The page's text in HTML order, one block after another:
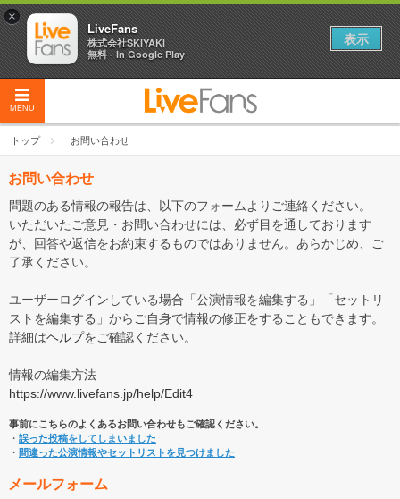
MENU
トップ お問い合わせ
お問い合わせ
問題のある情報の報告は、以下のフォームよりご連絡ください。
いただいたご意見・お問い合わせには、必ず目を通しております
が、回答や返信をお約束するものではありません。あらかじめ、ご
了承ください。
ユーザーログインしている場合「公演情報を編集する」「セットリ
ストを編集する」からご自身で情報の修正をすることもできます。
詳細はヘルプをご確認ください。
情報の編集方法
https://www.livefans.jp/help/Edit4
事前にこちらのよくあるお問い合わせもご確認ください。
・ 誤った投稿をしてしまいました
・ 間違った公演情報やセットリストを見つけました
メールフォーム
×
LiveFans
株式会社SKIYAKI
無料 - In Google Play
表示